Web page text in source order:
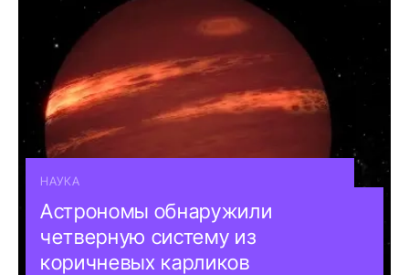
НАУКА
Астрономы обнаружили
четверную систему из
коричневых карликов